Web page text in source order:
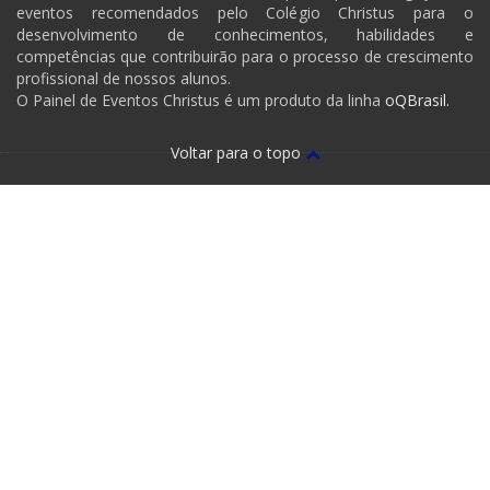
eventos recomendados pelo Colégio Christus para o
desenvolvimento de conhecimentos, habilidades e
competências que contribuirão para o processo de crescimento
profissional de nossos alunos.
O Painel de Eventos Christus é um produto da linha oQBrasil.
Voltar para o topo